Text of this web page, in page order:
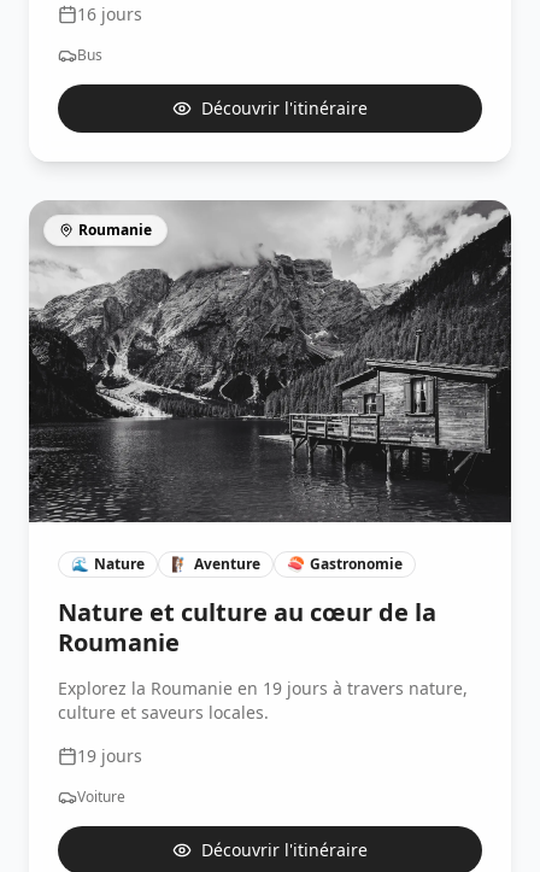
16 jours
Bus
Découvrir l'itinéraire
Roumanie
🌊 Nature 🧗🏽 Aventure 🍣 Gastronomie
Nature et culture au cœur de la
Roumanie
Explorez la Roumanie en 19 jours à travers nature,
culture et saveurs locales.
19 jours
Voiture
Découvrir l'itinéraire